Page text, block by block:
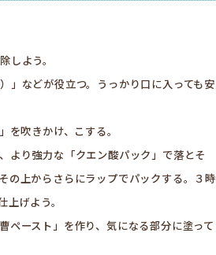
しよう。
」などが役立つ。うっかり口に入っても安
吹きかけ、こする。
より強力な「クエン酸パック」で落とそ
の上からさらにラップでパックする。３時
げよう。
ースト」を作り、気になる部分に塗って